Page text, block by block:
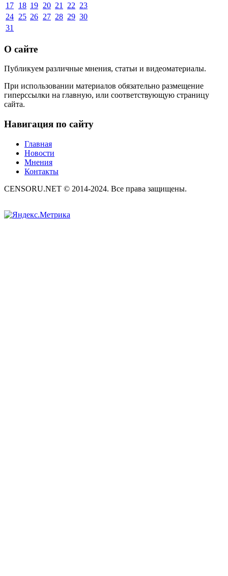
17 18 19 20 21 22 23
24 25 26 27 28 29 30
31
О сайте
Публикуем различные мнения, статьи и видеоматериалы.
При использовании материалов обязательно размещение
гиперссылки на главную, или соответствующую страницу
сайта.
Навигация по сайту
Главная
Новости
Мнения
Контакты
CENSORU.NET © 2014-2024. Все права защищены.